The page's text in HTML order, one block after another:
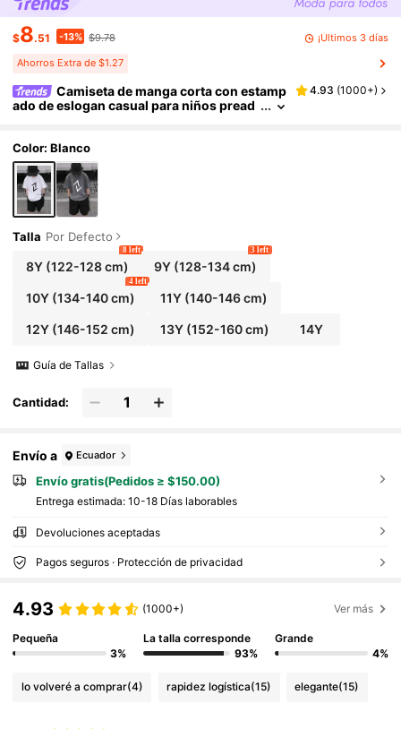
$8.51 -13% $9.78 ¡Últimos 3 días
Ahorros Extra de $1.27
Camiseta de manga corta con estamp
ado de eslogan casual para niños pread
4.93 (1000+)
Color: Blanco
Talla Por Defecto
8Y(122-128 cm)
8 left
9Y (128-134 cm)
3 left
10Y(134-140 cm)
4 left
11Y (140-146 cm)
12Y(146-152 cm) 13Y (152-160 cm) 14Y
Guía de Tallas
Cantidad:
Envío a Ecuador
Envío gratis(Pedidos ≥ $150.00)
Entrega estimada: 10-18 Días laborables
Devoluciones aceptadas
Pagos seguros · Protección de privacidad
4.93 (1000+) Ver más
Pequeña
3%
La talla corresponde
93%
Grande
4%
lo volveré a comprar(4) rapidez logística(15) elegante(15)